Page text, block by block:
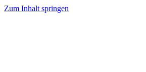
Zum Inhalt springen